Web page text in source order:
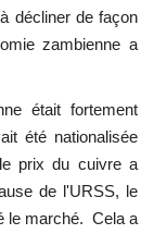
décliner de façon
zambienne a
était fortement
été nationalisée
prix du cuivre a
de l'URSS, le
le marché. Cela a